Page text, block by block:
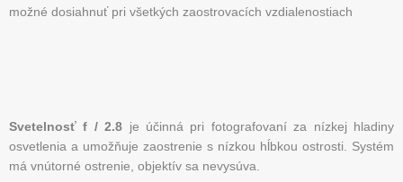
možné dosiahnuť pri všetkých zaostrovacích vzdialenostiach
Svetelnosť f / 2.8 je účinná pri fotografovaní za nízkej hladiny
osvetlenia a umožňuje zaostrenie s nízkou hĺbkou ostrosti. Systém
má vnútorné ostrenie, objektív sa nevysúva.